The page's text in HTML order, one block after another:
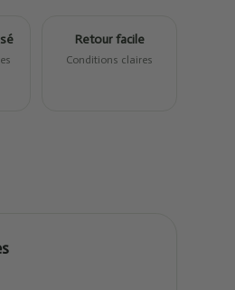
Retour facile
Conditions claires